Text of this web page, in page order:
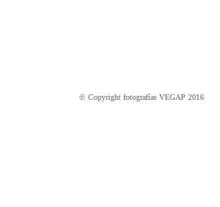
© Copyright fotografías VEGAP 2016